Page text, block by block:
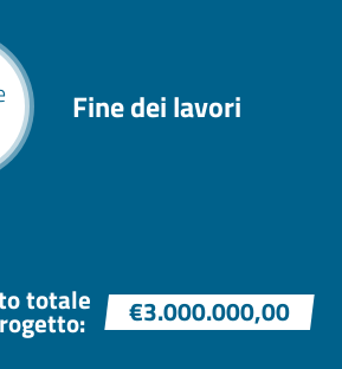
Fine dei lavori
totale €3.000.000,00